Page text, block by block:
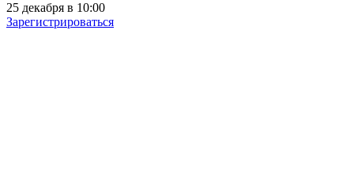
25 декабря в 10:00
Зарегистрироваться